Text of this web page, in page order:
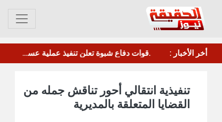
أخر الأخبار :
ترامب: أمريكا تحتاج لتعزيز ترسانتها بعد استنزافها بالحرب ضد إيران استشهاد وإصابة 7 جنود من دفاع شبوة بقصف حوثي على حريب
تنفيذية انتقالي أحور تناقش جمله من
القضايا المتعلقة بالمديرية